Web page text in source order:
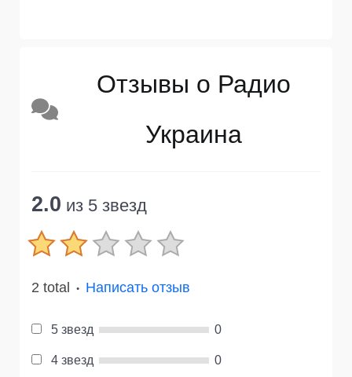
Отзывы о Радио
Украина
2.0 из 5 звезд
2 total ● Написать отзыв
5 звезд 0
4 звезд 0